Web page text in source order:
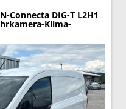
N-Connecta DIG-T L2H1
Klima-